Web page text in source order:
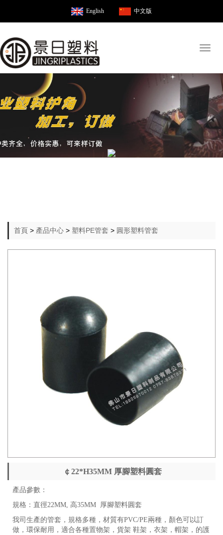
English 中文版
首頁 > 產品中心 > 塑料PE管套 > 圓形塑料管套
￠22*H35MM 厚腳塑料圓套
產品參數：
規格：直徑22MM, 高35MM 厚腳塑料圓套
我司生產的管套，規格多種，材質有PVC/PE兩種，顏色可以訂
做，環保耐用，適合各種置物架，貨架 鞋架，衣架，帽架，的護